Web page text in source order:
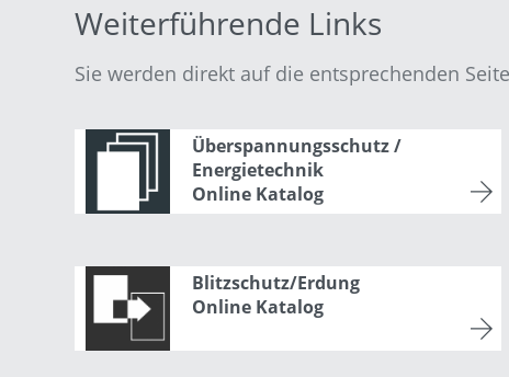
Weiterführende Links
Sie werden direkt auf die entsprechenden
Überspannungsschutz /
Energietechnik
Online Katalog
Blitzschutz/Erdung
Online Katalog